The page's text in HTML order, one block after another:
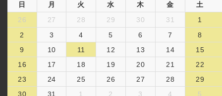
日 月 火 水 木 金
土
26
27 28 29 30 31
1
2
3 4 5 6 7
8
9
10 11 12 13 14
15
16
17 18 19 20 21
22
23
24 25 26 27 28
29
30
31 1 2 3 4 5